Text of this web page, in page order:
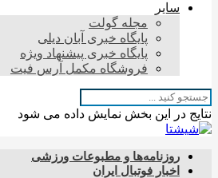
سایر
مجله گولت
پایگاه خبری آبان دیلی
پایگاه خبری پیشنهاد ویژه
فروشگاه مکمل آرس فیت
نتایج در این بخش نمایش داده می شود
روزنامه‌ها و مطبوعات ورزشی
اخبار فوتبال ایران